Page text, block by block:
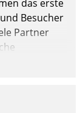
das erste
Besucher
Partner